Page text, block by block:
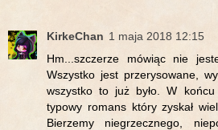
KirkeChan 1 maja 2018 12:15
Hm...szczerze mówiąc nie
Wszystko jest przerysowane,
wszystko to już było. W
typowy romans który zyskał
Bierzemy niegrzecznego,